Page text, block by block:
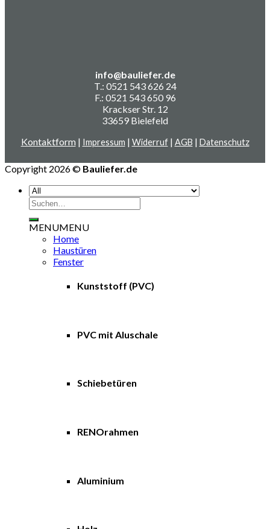
info@bauliefer.de
T.: 0521 543 626 24
F.: 0521 543 650 96
Krackser Str. 12
33659 Bielefeld
Kontaktform | Impressum | Widerruf| AGB | Datenschutz
Copyright 2026 © Bauliefer.de
Suchen
nach:
MENUMENU
Home
Haustüren
Fenster
Kunststoff (PVC)
PVC mit Aluschale
Schiebetüren
RENOrahmen
Aluminium